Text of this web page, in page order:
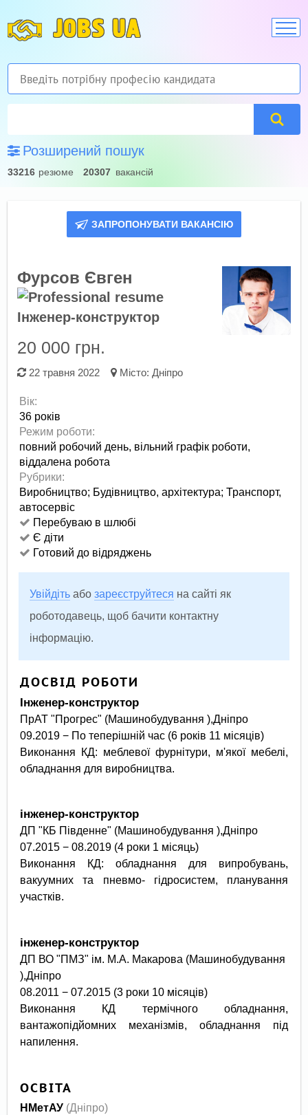
JOBS UA
Розширений пошук
33216 резюме 20307 вакансій
ЗАПРОПОНУВАТИ ВАКАНСІЮ
Фурсов Євген
Інженер-конструктор
20 000 грн.
22 травня 2022 Місто: Дніпро
Вік:
36 років
Режим роботи:
повний робочий день, вільний графік роботи,
віддалена робота
Рубрики:
Виробництво; Будівництво, архітектура; Транспорт,
автосервіс
Перебуваю в шлюбі
Є діти
Готовий до відряджень
Увійдіть абозареєструйтеся на сайті як
роботодавець, щоб бачити контактну
інформацію.
ДОСВІД РОБОТИ
Інженер-конструктор
ПрАТ "Прогрес" (Машинобудування ),
Дніпро
09.2019 − По теперішній час (6 років 11 місяців)
Виконання КД: меблевої фурнітури, м'якої мебелі,
обладнання для виробництва.
інженер-конструктор
ДП "КБ Південне" (Машинобудування ),
Дніпро
07.2015 − 08.2019 (4 роки 1 місяць)
Виконання КД: обладнання для випробувань,
вакуумних та пневмо- гідросистем, планування
участків.
інженер-конструктор
ДП ВО "ПМЗ" ім. М.А. Макарова (Машинобудування
),
Дніпро
08.2011 − 07.2015 (3 роки 10 місяців)
Виконання КД термічного обладнання,
вантажопідйомних механізмів, обладнання під
напилення.
ОСВІТА
НМетАУ(Дніпро)